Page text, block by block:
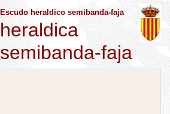
Escudo heraldico semibanda-faja
heraldica
semibanda-faja